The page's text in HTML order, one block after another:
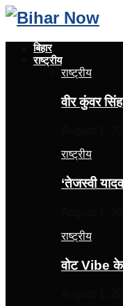
बिहार
राष्ट्रीय
राष्ट्रीय
वीर कुंवर
राष्ट्रीय
‘तेजस्‍वी
राष्ट्रीय
वोट Vibe के